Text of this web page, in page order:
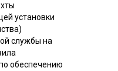
установки
службы на
обеспечению